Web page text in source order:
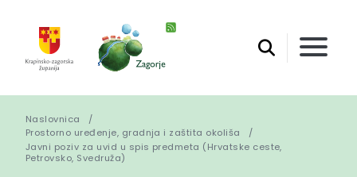
Naslovnica
Prostorno uređenje, gradnja i zaštita okoliša
Javni poziv za uvid u spis predmeta (Hrvatske ceste,
Petrovsko, Svedruža)